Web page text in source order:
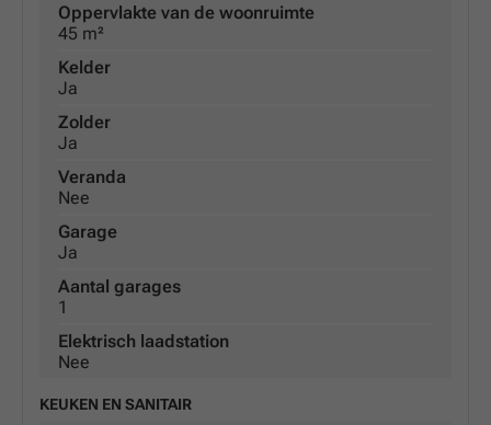
Oppervlakte van de woonruimte
45 m²
Kelder
Ja
Zolder
Ja
Veranda
Nee
Garage
Ja
Aantal garages
1
Elektrisch laadstation
Nee
KEUKEN EN SANITAIR